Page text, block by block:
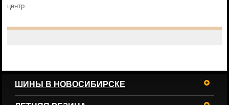
центр.
ШИНЫ В НОВОСИБИРСКЕ